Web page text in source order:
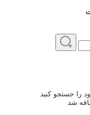
را جستجو کنید
شد